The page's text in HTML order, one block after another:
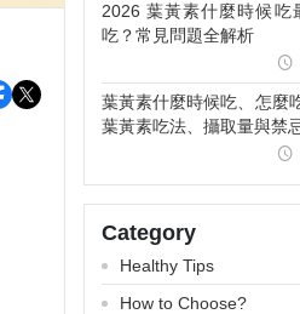
2026 葉黃素什麼時候吃
吃？常見問題全解析
葉黃素什麼時候吃、怎麼
葉黃素吃法、攝取量與禁
Category
Healthy Tips
How to Choose?